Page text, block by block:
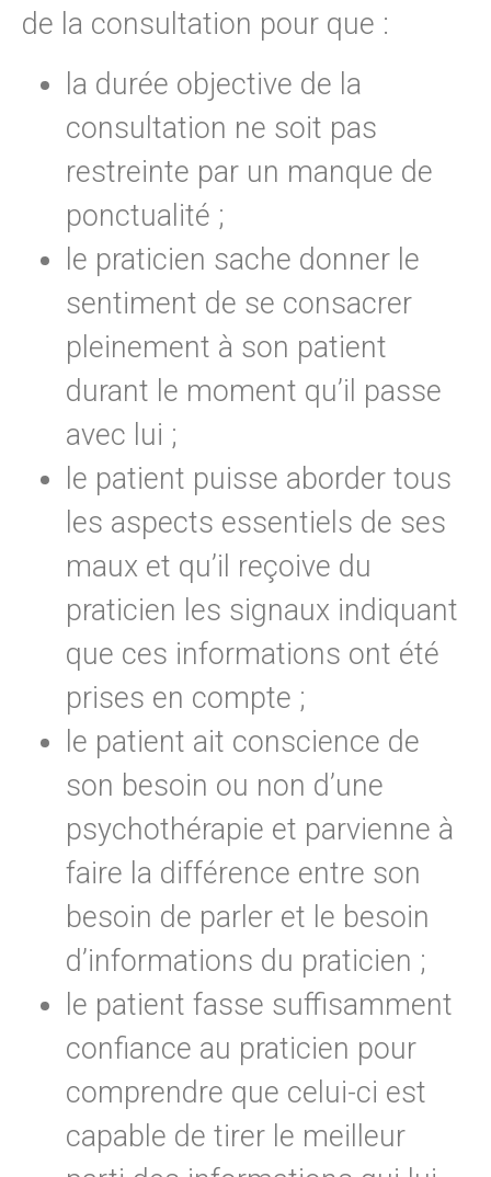
de la consultation pour que :
la durée objective de la
consultation ne soit pas
restreinte par un manque de
ponctualité ;
le praticien sache donner le
sentiment de se consacrer
pleinement à son patient
durant le moment qu’il passe
avec lui ;
le patient puisse aborder tous
les aspects essentiels de ses
maux et qu’il reçoive du
praticien les signaux indiquant
que ces informations ont été
prises en compte ;
le patient ait conscience de
son besoin ou non d’une
psychothérapie et parvienne à
faire la différence entre son
besoin de parler et le besoin
d’informations du praticien ;
le patient fasse suffisamment
confiance au praticien pour
comprendre que celui-ci est
capable de tirer le meilleur